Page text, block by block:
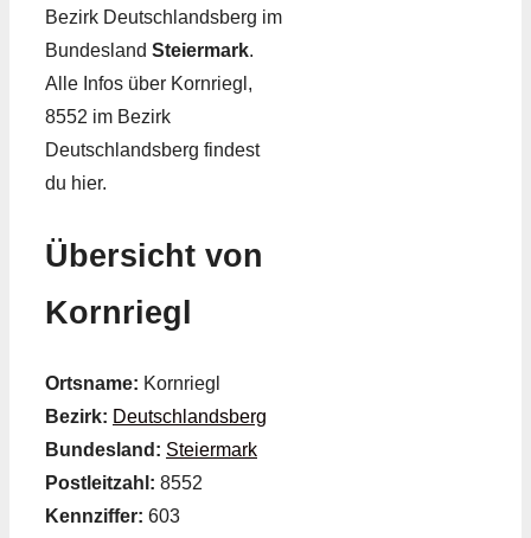
Bezirk Deutschlandsberg im
Bundesland Steiermark.
Alle Infos über Kornriegl,
8552 im Bezirk
Deutschlandsberg findest
du hier.
Übersicht von
Kornriegl
Ortsname: Kornriegl
Bezirk: Deutschlandsberg
Bundesland: Steiermark
Postleitzahl: 8552
Kennziffer: 603